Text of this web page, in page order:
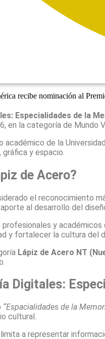
Especialidades de la
en la categoría de Mundo
académico de la
y espacio.
de Acero?
el reconocimiento
al desarrollo del
y
y fortalecer la cultura del
Lápiz de Acero NT
Digitales:
“Espacialidades de la
cultural.
a representar